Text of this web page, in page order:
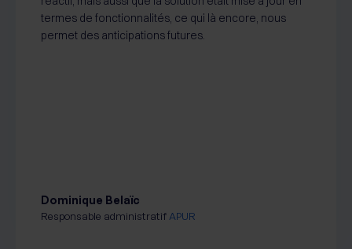
termes de fonctionnalités, ce qui là encore, nous
permet des anticipations futures.
Dominique Belaïc
Responsable administratif APUR